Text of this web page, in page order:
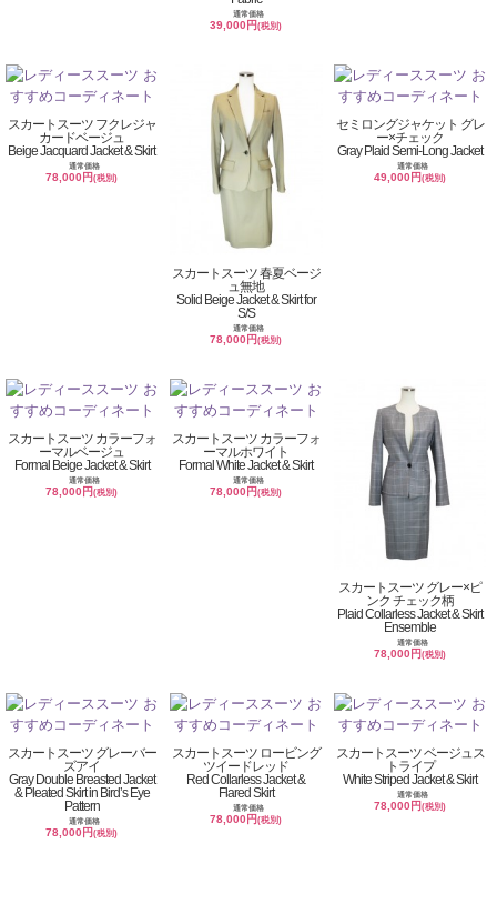
通常価格
39,000円(税別)
スカートスーツ フクレジャ
カードベージュ
Beige Jacquard Jacket & Skirt
通常価格
78,000円(税別)
スカートスーツ 春夏ベージ
ュ無地
Solid Beige Jacket & Skirt for
S/S
通常価格
78,000円(税別)
セミロングジャケット グレ
ー×チェック
Gray Plaid Semi-Long Jacket
通常価格
49,000円(税別)
スカートスーツ カラーフォ
ーマルベージュ
Formal Beige Jacket & Skirt
通常価格
78,000円(税別)
スカートスーツ カラーフォ
ーマルホワイト
Formal White Jacket & Skirt
通常価格
78,000円(税別)
スカートスーツ グレー×ピ
ンク チェック柄
Plaid Collarless Jacket & Skirt
Ensemble
通常価格
78,000円(税別)
スカートスーツ グレーバー
ズアイ
Gray Double Breasted Jacket
& Pleated Skirt in Bird’s Eye
Pattern
通常価格
78,000円(税別)
スカートスーツ ロービング
ツイードレッド
Red Collarless Jacket &
Flared Skirt
通常価格
78,000円(税別)
スカートスーツ ベージュス
トライプ
White Striped Jacket & Skirt
通常価格
78,000円(税別)